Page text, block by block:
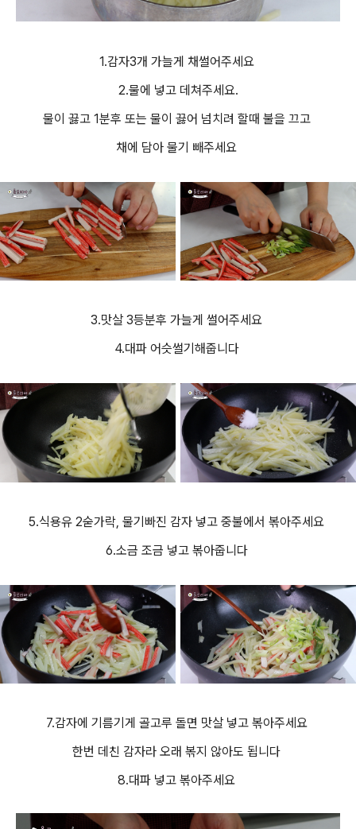
1.감자3개 가늘게 채썰어주세요
2.물에 넣고 데쳐주세요.
물이 끓고 1분후 또는 물이 끓어 넘치려 할때 불을 끄고
채에 담아 물기 빼주세요
3.맛살 3등분후 가늘게 썰어주세요
4.대파 어슷썰기해줍니다
5.식용유 2숟가락, 물기빠진 감자 넣고 중불에서 볶아주세요
6.소금 조금 넣고 볶아줍니다
7.감자에 기름기게 골고루 돌면 맛살 넣고 볶아주세요
한번 데친 감자라 오래 볶지 않아도 됩니다
8.대파 넣고 볶아주세요